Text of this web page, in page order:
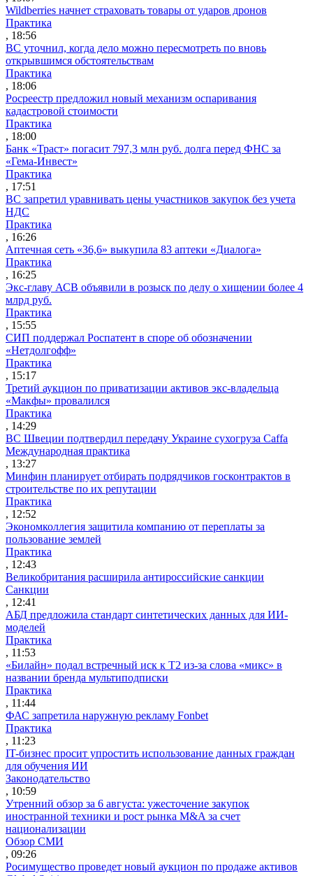
Wildberries начнет страховать товары от ударов дронов
Практика
, 18:56
ВС уточнил, когда дело можно пересмотреть по вновь
открывшимся обстоятельствам
Практика
, 18:06
Росреестр предложил новый механизм оспаривания
кадастровой стоимости
Практика
, 18:00
Банк «Траст» погасит 797,3 млн руб. долга перед ФНС за
«Гема-Инвест»
Практика
, 17:51
ВС запретил уравнивать цены участников закупок без учета
НДС
Практика
, 16:26
Аптечная сеть «36,6» выкупила 83 аптеки «Диалога»
Практика
, 16:25
Экс-главу АСВ объявили в розыск по делу о хищении более 4
млрд руб.
Практика
, 15:55
СИП поддержал Роспатент в споре об обозначении
«Нетдолгофф»
Практика
, 15:17
Третий аукцион по приватизации активов экс-владельца
«Макфы» провалился
Практика
, 14:29
ВС Швеции подтвердил передачу Украине сухогруза Caffa
Международная практика
, 13:27
Минфин планирует отбирать подрядчиков госконтрактов в
строительстве по их репутации
Практика
, 12:52
Экономколлегия защитила компанию от переплаты за
пользование землей
Практика
, 12:43
Великобритания расширила антироссийские санкции
Санкции
, 12:41
АБД предложила стандарт синтетических данных для ИИ-
моделей
Практика
, 11:53
«Билайн» подал встречный иск к Т2 из-за слова «микс» в
названии бренда мультиподписки
Практика
, 11:44
ФАС запретила наружную рекламу Fonbet
Практика
, 11:23
IT-бизнес просит упростить использование данных граждан
для обучения ИИ
Законодательство
, 10:59
Утренний обзор за 6 августа: ужесточение закупок
иностранной техники и рост рынка M&A за счет
национализации
Обзор СМИ
, 09:26
Росимущество проведет новый аукцион по продаже активов